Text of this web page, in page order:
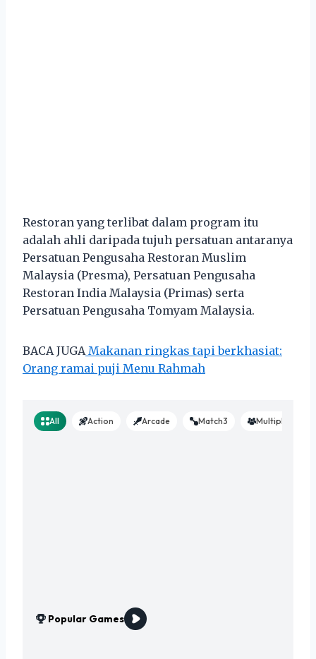
Restoran yang terlibat dalam program itu
adalah ahli daripada tujuh persatuan antaranya
Persatuan Pengusaha Restoran Muslim
Malaysia (Presma), Persatuan Pengusaha
Restoran India Malaysia (Primas) serta
Persatuan Pengusaha Tomyam Malaysia.
BACA JUGA Makanan ringkas tapi berkhasiat:
Orang ramai puji Menu Rahmah